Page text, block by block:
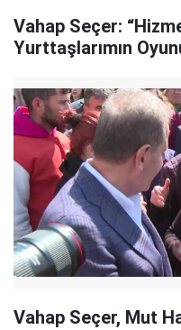
Vahap Seçer:
Yurttaşlarımın
Vahap Seçer, Mut